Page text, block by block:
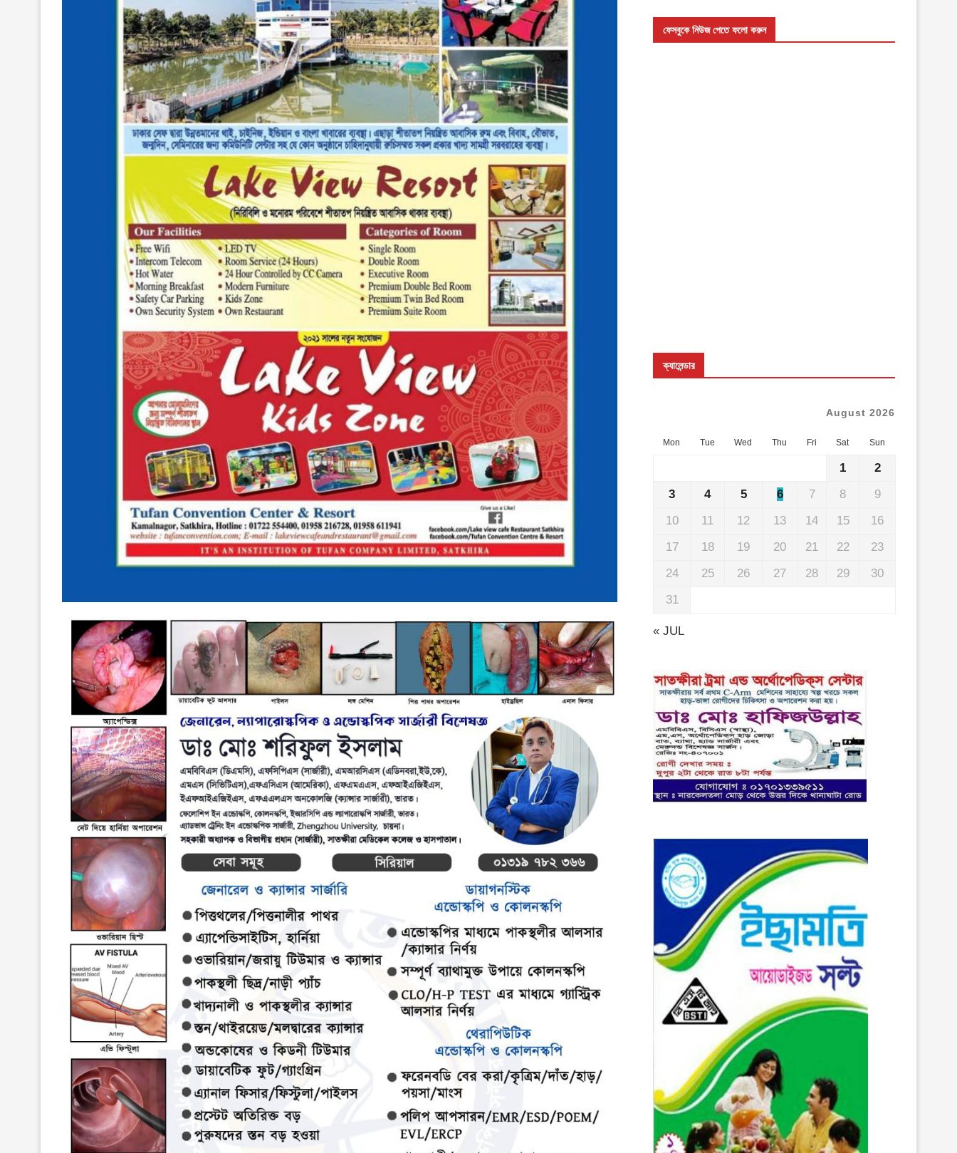
ফেসবুকে নিউজ পেতে ফলো করুন
ক্যালেন্ডার
August 2026
Mon Tue Wed Thu Fri Sat Sun
« JUL
1
2
3
4 5 6 7 8
9
10
11 12 13 14 15
16
17
18 19 20 21 22
23
24
25 26 27 28 29
30
31